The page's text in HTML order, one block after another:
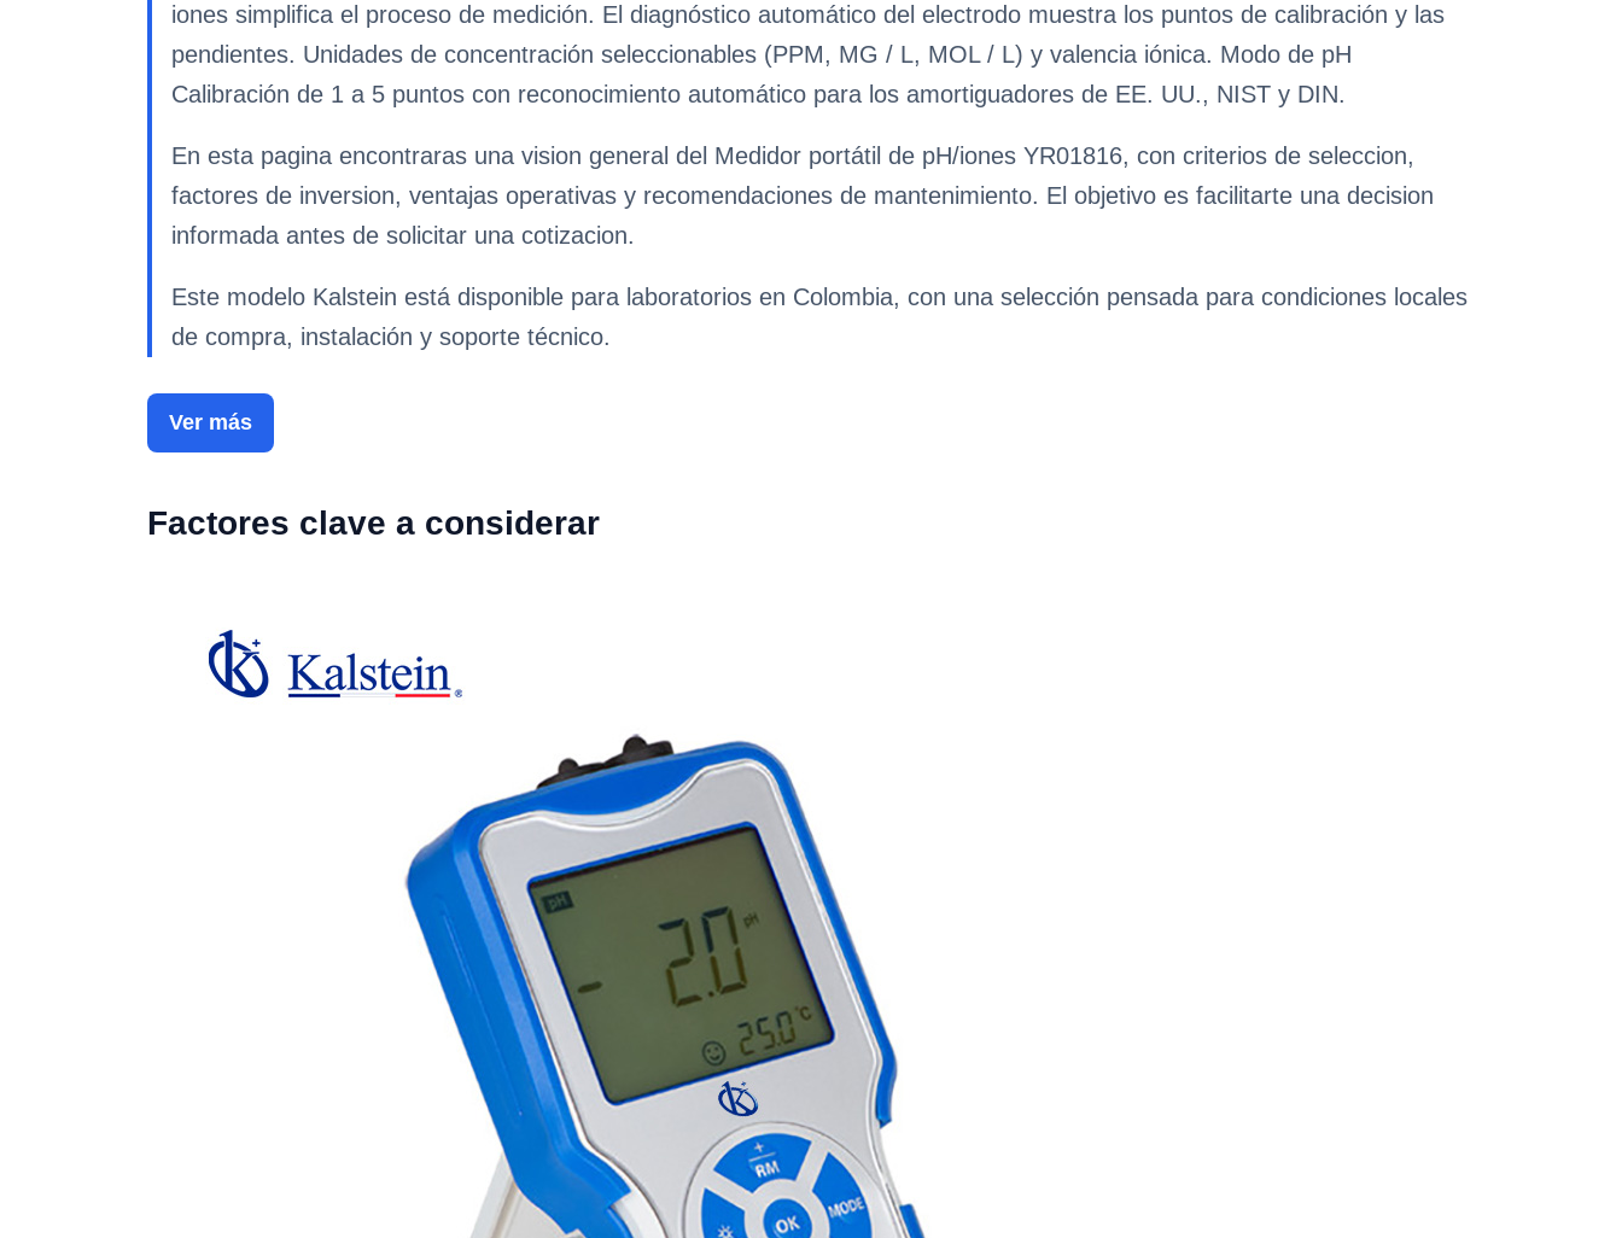
iones simplifica el proceso de medición. El diagnóstico automático del electrodo muestra los puntos de calibración y las
pendientes. Unidades de concentración seleccionables (PPM, MG / L, MOL / L) y valencia iónica. Modo de pH
Calibración de 1 a 5 puntos con reconocimiento automático para los amortiguadores de EE. UU., NIST y DIN.
En esta pagina encontraras una vision general del Medidor portátil de pH/iones YR01816, con criterios de seleccion,
factores de inversion, ventajas operativas y recomendaciones de mantenimiento. El objetivo es facilitarte una decision
informada antes de solicitar una cotizacion.
Este modelo Kalstein está disponible para laboratorios en Colombia, con una selección pensada para condiciones locales
de compra, instalación y soporte técnico.
Ver más
Factores clave a considerar